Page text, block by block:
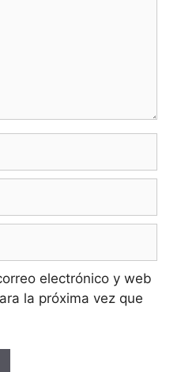
electrónico y web
la próxima vez que